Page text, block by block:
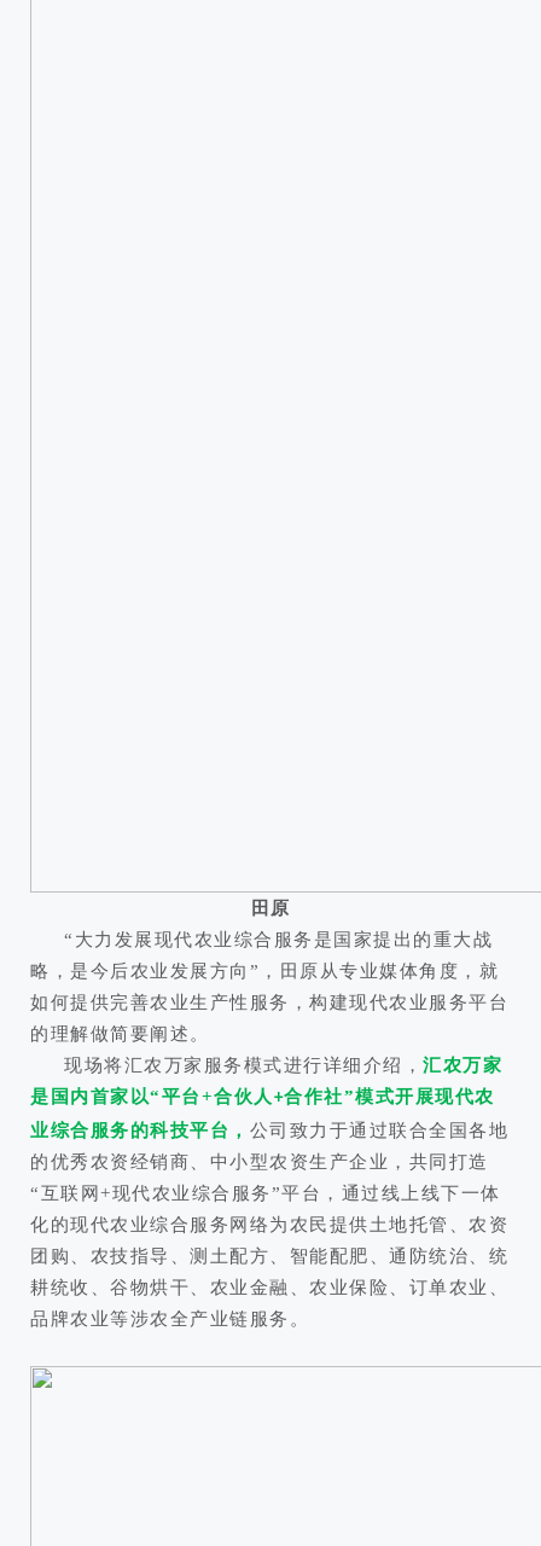
田原
“大力发展现代农业综合服务是国家提出的重大战
略，是今后农业发展方向”，田原从专业媒体角度，就
如何提供完善农业生产性服务，构建现代农业服务平台
的理解做简要阐述。
现场将汇农万家服务模式进行详细介绍， 汇农万家
是国内首家以“平台+合伙人 +合作社”模式开展现代农
业综合服务的科技平台， 公司致力于通过联合全国各地
的优秀农资经销商、中小型农资生产企业，共同打造
“互联网+现代农业综合服务”平台，通过线上线下一体
化的现代农业综合服务网络为农民提供土地托管、农资
团购、农技指导、测土配方、智能配肥、通防统治、统
耕统收、谷物烘干、农业金融、农业保险、订单农业、
品牌农业等涉农全产业链服务。